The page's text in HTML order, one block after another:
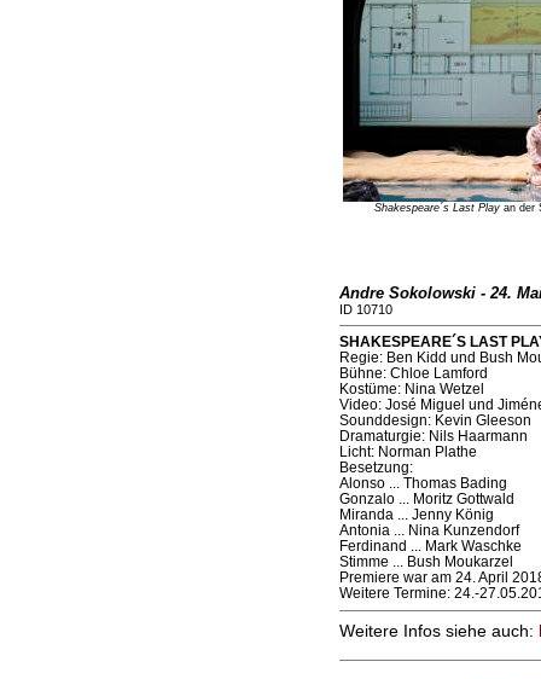
Shakespeare´s Last Playan der
Andre Sokolowski - 24.
ID 10710
SHAKESPEARE´S LAST
Regie: Ben Kidd und Bush
Bühne: Chloe Lamford
Kostüme: Nina Wetzel
Video: José Miguel und
Sounddesign: Kevin Gleeson
Dramaturgie: Nils Haarmann
Licht: Norman Plathe
Besetzung:
Alonso ... Thomas Bading
Gonzalo ... Moritz Gottwald
Miranda ... Jenny König
Antonia ... Nina Kunzendorf
Ferdinand ... Mark Waschke
Stimme ... Bush Moukarzel
Premiere war am 24. April
Weitere Termine: 24.-
Weitere Infos siehe auch: